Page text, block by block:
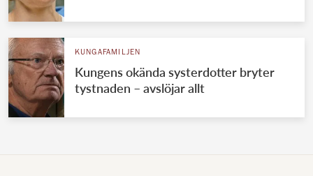
KUNGAFAMILJEN
Kungens okända systerdotter bryter
tystnaden – avslöjar allt